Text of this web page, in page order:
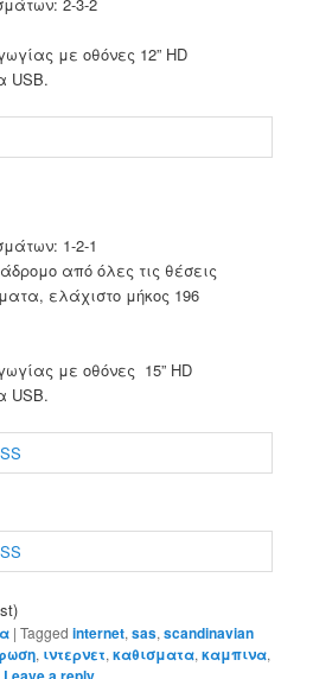
με οθόνες 12” HD
USB.
: 1-2-1
από όλες τις θέσεις
ελάχιστο μήκος 196
με οθόνες 15” HD
USB.
|Tagged internet,sas,scandinavian
, ιντερνετ,καθισματα,καμπινα,